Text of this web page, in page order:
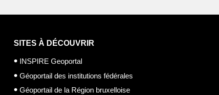
SITES À DÉCOUVRIR
INSPIRE Geoportal
Géoportail des institutions fédérales
Géoportail de la Région bruxelloise